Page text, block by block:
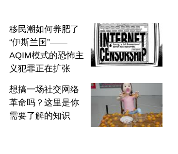
移民潮如何养肥了
“伊斯兰国”——
AQIM模式的恐怖主
义犯罪正在扩张
想搞一场社交网络
革命吗？这里是你
需要了解的知识